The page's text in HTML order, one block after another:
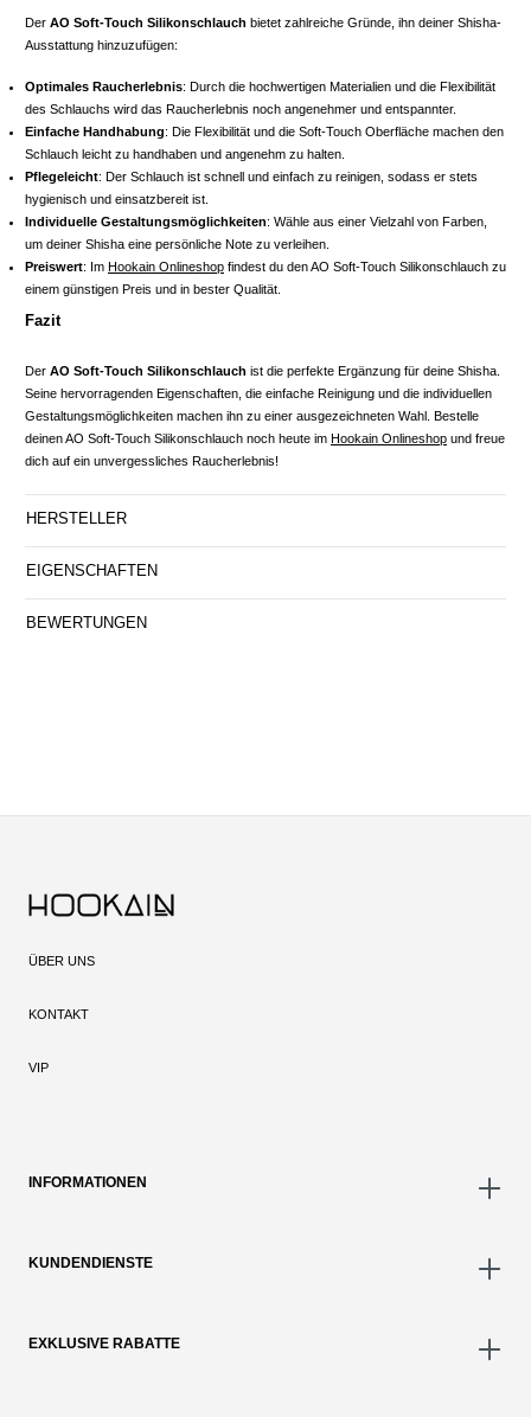
Der AO Soft-Touch Silikonschlauch bietet zahlreiche Gründe, ihn deiner Shisha-
Ausstattung hinzuzufügen:
Optimales Raucherlebnis: Durch die hochwertigen Materialien und die Flexibilität
des Schlauchs wird das Raucherlebnis noch angenehmer und entspannter.
Einfache Handhabung: Die Flexibilität und die Soft-Touch Oberfläche machen den
Schlauch leicht zu handhaben und angenehm zu halten.
Pflegeleicht: Der Schlauch ist schnell und einfach zu reinigen, sodass er stets
hygienisch und einsatzbereit ist.
Individuelle Gestaltungsmöglichkeiten: Wähle aus einer Vielzahl von Farben,
um deiner Shisha eine persönliche Note zu verleihen.
Preiswert: Im Hookain Onlineshop findest du den AO Soft-Touch Silikonschlauch zu
einem günstigen Preis und in bester Qualität.
Fazit
Der AO Soft-Touch Silikonschlauch ist die perfekte Ergänzung für deine Shisha.
Seine hervorragenden Eigenschaften, die einfache Reinigung und die individuellen
Gestaltungsmöglichkeiten machen ihn zu einer ausgezeichneten Wahl. Bestelle
deinen AO Soft-Touch Silikonschlauch noch heute im Hookain Onlineshop und freue
dich auf ein unvergessliches Raucherlebnis!
HERSTELLER
EIGENSCHAFTEN
BEWERTUNGEN
ÜBER UNS
KONTAKT
VIP
INFORMATIONEN
KUNDENDIENSTE
EXKLUSIVE RABATTE